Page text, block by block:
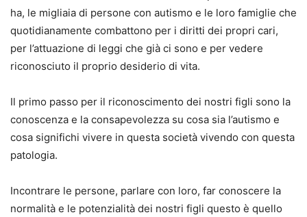
ha, le migliaia di persone con autismo e le loro famiglie che
quotidianamente combattono per i diritti dei propri cari,
per l’attuazione di leggi che già ci sono e per vedere
riconosciuto il proprio desiderio di vita.
Il primo passo per il riconoscimento dei nostri figli sono la
conoscenza e la consapevolezza su cosa sia l’autismo e
cosa significhi vivere in questa società vivendo con questa
patologia.
Incontrare le persone, parlare con loro, far conoscere la
normalità e le potenzialità dei nostri figli questo è quello